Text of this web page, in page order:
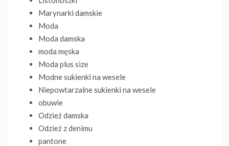
Marynarki damskie
Moda
Moda damska
moda męska
Moda plus size
Modne sukienki na wesele
Niepowtarzalne sukienki na wesele
obuwie
Odzież damska
Odzież z denimu
pantone